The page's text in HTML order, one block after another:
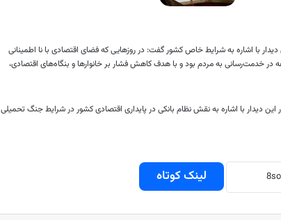
با اشاره به شرایط خاص کشور گفت: در روزهایی که فضای اقتصادی با نا اطمینانی
خدمت‌رسانی به مردم بود و با هدف کاهش فشار بر خانوارها و بنگاه‌های اقتصادی،
دیدار با اشاره به نقش نظام بانکی در پایداری اقتصادی کشور در شرایط جنگ تحمیلی
لینک کوتاه